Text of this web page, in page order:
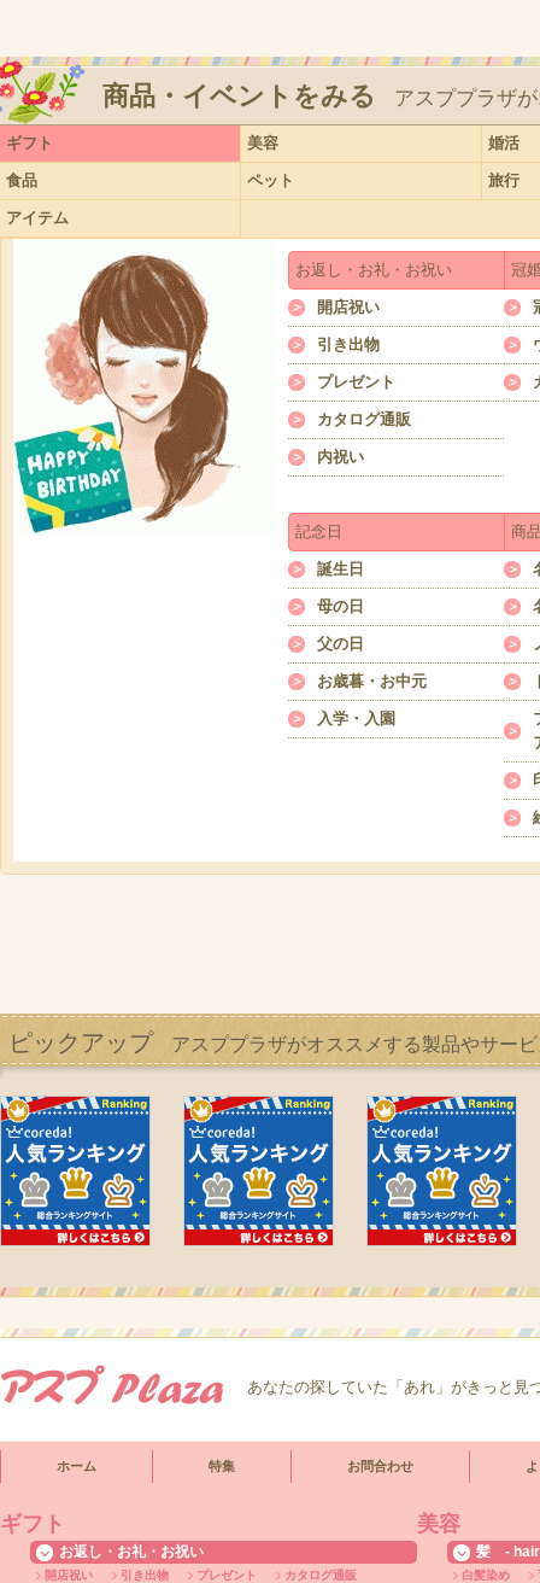
商品・イベントをみる アスププラザ
ギフト 美容 婚活
食品 ペット 旅行
アイテム
お返し・お礼・お祝い
開店祝い
引き出物
プレゼント
カタログ通販
内祝い
冠
記念日
誕生日
母の日
父の日
お歳暮・お中元
入学・入園
商
ピックアップ アスププラザがオススメする製品やサー
あなたの探していた「あれ」がきっと見
ホーム 特集 お問合わせ
ギフト
お返し・お礼・お祝い
開店祝い 引き出物 プレゼント
カタログ通販
美容
髪 -
白髪染め